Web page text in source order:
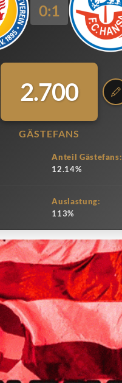
0:1
2.700
GÄSTEFANS
Anteil Gästefans:
12.14%
Auslastung:
113%